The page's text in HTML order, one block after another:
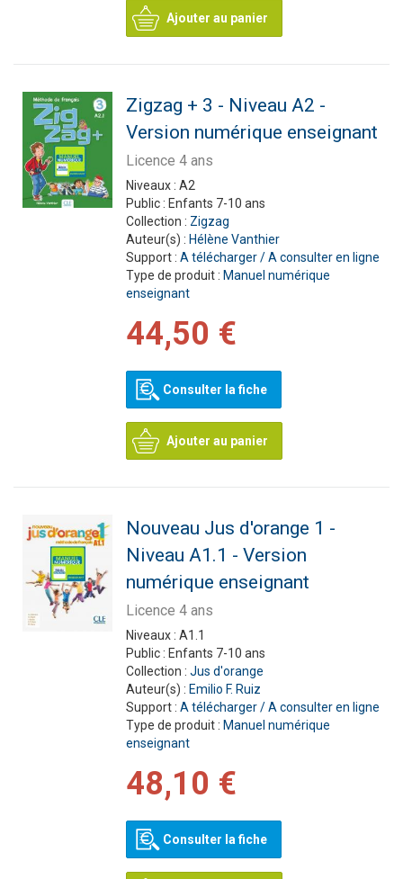
Ajouter au panier
Zigzag + 3 - Niveau A2 -
Version numérique enseignant
Licence 4 ans
Niveaux : A2
Public : Enfants 7-10 ans
Collection : Zigzag
Auteur(s) : Hélène Vanthier
Support : A télécharger / A consulter en ligne
Type de produit : Manuel numérique
enseignant
44,50 €
Consulter la fiche
Ajouter au panier
Nouveau Jus d'orange 1 -
Niveau A1.1 - Version
numérique enseignant
Licence 4 ans
Niveaux : A1.1
Public : Enfants 7-10 ans
Collection : Jus d'orange
Auteur(s) : Emilio F. Ruiz
Support : A télécharger / A consulter en ligne
Type de produit : Manuel numérique
enseignant
48,10 €
Consulter la fiche